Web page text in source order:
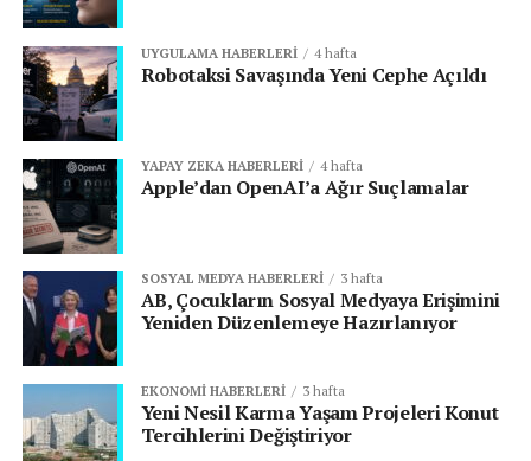
UYGULAMA HABERLERI 4 hafta
Robotaksi Savaşında Yeni Cephe Açıldı
YAPAY ZEKA HABERLERI 4 hafta
Apple’dan OpenAI’a Ağır Suçlamalar
SOSYAL MEDYA HABERLERI 3 hafta
AB, Çocukların Sosyal Medyaya Erişimini
Yeniden Düzenlemeye Hazırlanıyor
EKONOMI HABERLERI 3 hafta
Yeni Nesil Karma Yaşam Projeleri Konut
Tercihlerini Değiştiriyor